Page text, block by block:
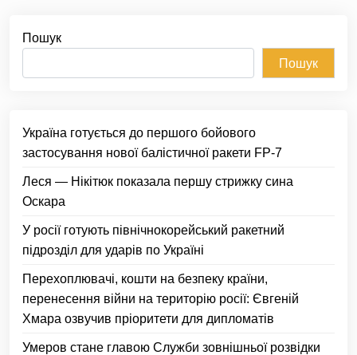
Пошук
Пошук
Україна готується до першого бойового
застосування нової балістичної ракети FP-7
Леся — Нікітюк показала першу стрижку сина
Оскара
У росії готують північнокорейський ракетний
підрозділ для ударів по Україні
Перехоплювачі, кошти на безпеку країни,
перенесення війни на територію росії: Євгеній
Хмара озвучив пріоритети для дипломатів
Умеров стане главою Служби зовнішньої розвідки